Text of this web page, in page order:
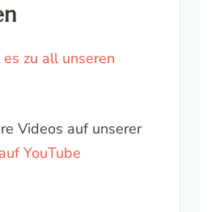
zu all unseren
Videos auf unserer
YouTube